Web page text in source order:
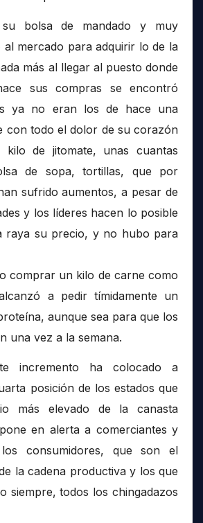
su bolsa de mandado y muy
mercado para adquirir lo de la
más al llegar al puesto donde
sus compras se encontró
ya no eran los de hace una
con todo el dolor de su corazón
kilo de jitomate, unas cuantas
de sopa, tortillas, que por
sufrido aumentos, a pesar de
y los líderes hacen lo posible
raya su precio, y no hubo para
comprar un kilo de carne como
a pedir tímidamente un
aunque sea para que los
una vez a la semana.
incremento ha colocado a
posición de los estados que
más elevado de la canasta
en alerta a comerciantes y
consumidores, que son el
la cadena productiva y los que
siempre, todos los chingadazos